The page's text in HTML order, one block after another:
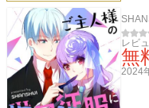
レビ
無
2024